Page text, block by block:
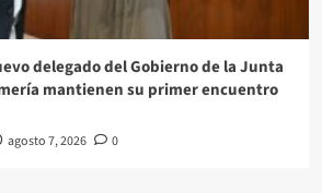
delegado del Gobierno de la Junta
mantienen su primer encuentro
agosto 7, 2026 0